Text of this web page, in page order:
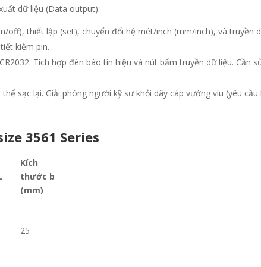
dữ liệu (Data output):
off), thiết lập (set), chuyển đổi hệ mét/inch (mm/inch), và truyền
kiệm pin.
. Tích hợp đèn báo tín hiệu và nút bấm truyền dữ liệu. Cần
sạc lại. Giải phóng người kỹ sư khỏi dây cáp vướng víu (yêu
3561 Series
Kích
thước b
(mm)
25